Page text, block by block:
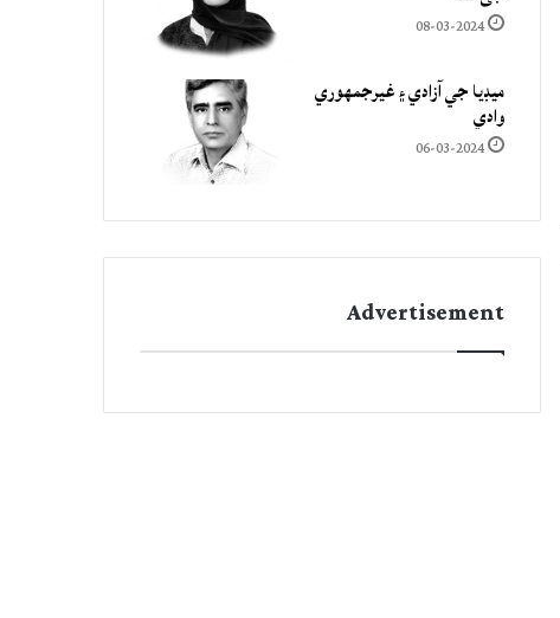
08-03-2024
ميڊيا جي آزادي ۽ غيرجمھوري
وادي
06-03-2024
Advertisement